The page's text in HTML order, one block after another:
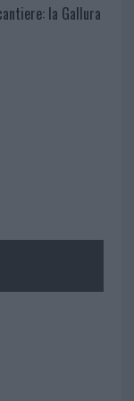
la Gallura